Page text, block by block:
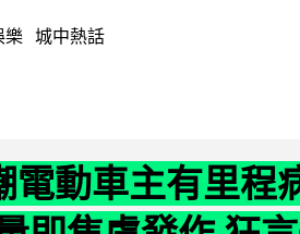
樂 城中熱話
電動車主有里程